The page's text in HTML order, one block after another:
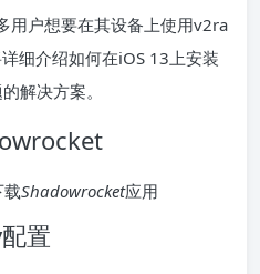
用户想要在其设备上使用v2ra
细介绍如何在iOS 13上安装
解决方案。
载Shadowrocket应用
置